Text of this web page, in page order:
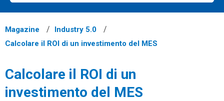
Magazine
Industry 5.0
Calcolare il ROI di un investimento del MES
Calcolare il ROI di un
investimento del MES